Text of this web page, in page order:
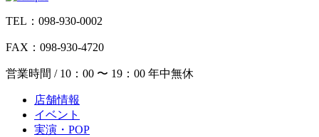
TEL：098-930-0002
FAX：098-930-4720
営業時間 / 10：00 〜 19：00 年中無休
店舗情報
イベント
実演・POP